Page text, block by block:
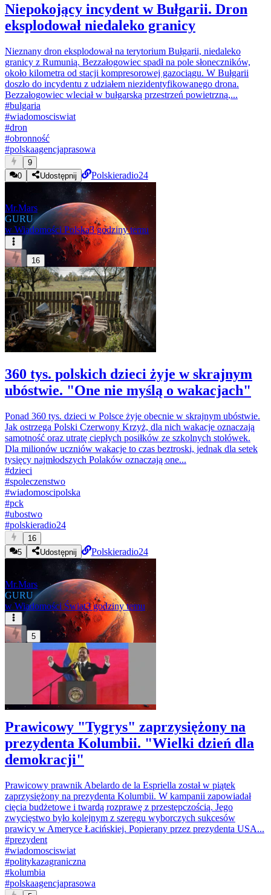
Niepokojący incydent w Bułgarii. Dron
eksplodował niedaleko granicy
Nieznany dron eksplodował na terytorium Bułgarii, niedaleko
granicy z Rumunią. Bezzałogowiec spadł na pole słoneczników,
około kilometra od stacji kompresorowej gazociągu. W Bułgarii
doszło do incydentu z udziałem niezidentyfikowanego drona.
Bezzałogowiec wleciał w bułgarską przestrzeń powietrzną,...
#bulgaria
#wiadomosciswiat
#dron
#obronność
#polskaagencjaprasowa
9
0
Udostępnij Polskieradio24
Mr.Mars
GURU
w Wiadomości Polska3 godziny temu
16
360 tys. polskich dzieci żyje w skrajnym
ubóstwie. "One nie myślą o wakacjach"
Ponad 360 tys. dzieci w Polsce żyje obecnie w skrajnym ubóstwie.
Jak ostrzega Polski Czerwony Krzyż, dla nich wakacje oznaczają
samotność oraz utratę ciepłych posiłków ze szkolnych stołówek.
Dla milionów uczniów wakacje to czas beztroski, jednak dla setek
tysięcy najmłodszych Polaków oznaczają one...
#dzieci
#spoleczenstwo
#wiadomoscipolska
#pck
#ubostwo
#polskieradio24
16
5
Udostępnij Polskieradio24
Mr.Mars
GURU
w Wiadomości Świat3 godziny temu
5
Prawicowy "Tygrys" zaprzysiężony na
prezydenta Kolumbii. "Wielki dzień dla
demokracji"
Prawicowy prawnik Abelardo de la Espriella został w piątek
zaprzysiężony na prezydenta Kolumbii. W kampanii zapowiadał
cięcia budżetowe i twardą rozprawę z przestępczością. Jego
zwycięstwo było kolejnym z szeregu wyborczych sukcesów
prawicy w Ameryce Łacińskiej. Popierany przez prezydenta USA...
#prezydent
#wiadomosciswiat
#politykazagraniczna
#kolumbia
#polskaagencjaprasowa